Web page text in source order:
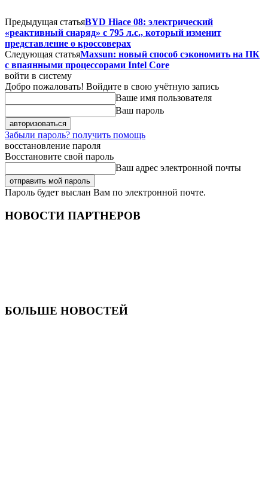
Предыдущая статьяBYD Hiace 08: электрический
«реактивный снаряд» с 795 л.с., который изменит
представление о кроссоверах
Следующая статьяMaxsun: новый способ сэкономить на ПК
с впаянными процессорами Intel Core
войти в систему
Добро пожаловать! Войдите в свою учётную запись
Ваше имя пользователя
Ваш пароль
Забыли пароль? получить помощь
восстановление пароля
Восстановите свой пароль
Ваш адрес электронной почты
Пароль будет выслан Вам по электронной почте.
НОВОСТИ ПАРТНЕРОВ
БОЛЬШЕ НОВОСТЕЙ